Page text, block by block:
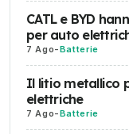
CATL e BYD
per auto
7 Ago-Batterie
Il litio metallico
elettriche
7 Ago-Batterie